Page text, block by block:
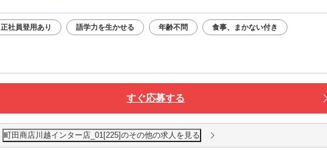
正社員登用あり 語学力を生かせる 年齢不問 食事、まかない付き
すぐ応募する
町田商店川越インター店_01[225]のその他の求人を見る